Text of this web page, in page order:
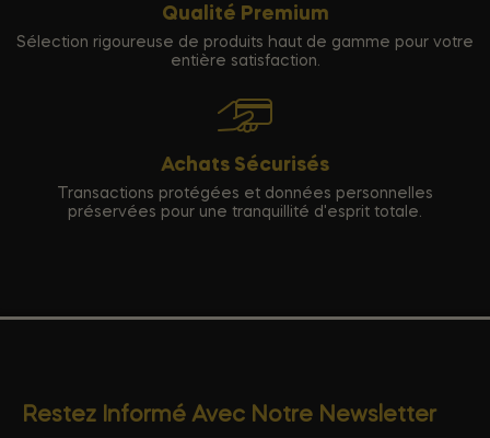
Qualité Premium
Sélection rigoureuse de produits haut de gamme pour votre
entière satisfaction.
Achats Sécurisés
Transactions protégées et données personnelles
préservées pour une tranquillité d'esprit totale.
Restez Informé Avec Notre Newsletter